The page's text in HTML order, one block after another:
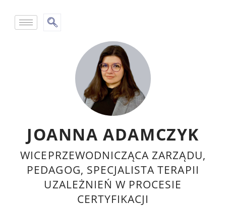
JOANNA ADAMCZYK
WICEPRZEWODNICZĄCA ZARZĄDU,
PEDAGOG, SPECJALISTA TERAPII
UZALEŻNIEŃ W PROCESIE
CERTYFIKACJI